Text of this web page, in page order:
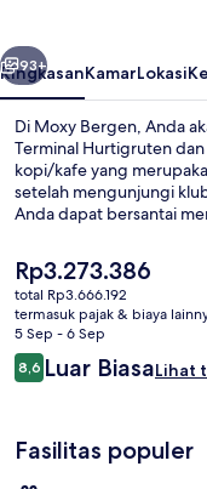
Berikutnya
93+
RingkasanKamarLokasi
Di Moxy Bergen, Anda
Terminal Hurtigruten
kopi/kafe yang
setelah mengunjungi
Anda dapat bersantai
menyukai staf.
berjarak 7 menit dan
Harga
saat
ini
Rp3.273.386
Rp3.273.386
total Rp3.666.192
termasuk pajak & biaya
5 Sep - 6 Sep
Ulasan
8,68,6 dari 10
Luar BiasaLihat
Fasilitas populer